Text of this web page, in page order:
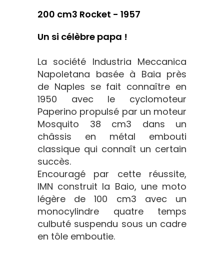
200 cm3 Rocket - 1957
Un si célèbre papa !
La société Industria Meccanica
Napoletana basée à Baia près
de Naples se fait connaître en
1950 avec le cyclomoteur
Paperino propulsé par un moteur
Mosquito 38 cm3 dans un
châssis en métal embouti
classique qui connaît un certain
succès.
Encouragé par cette réussite,
IMN construit la Baio, une moto
légère de 100 cm3 avec un
monocylindre quatre temps
culbuté suspendu sous un cadre
en tôle emboutie.